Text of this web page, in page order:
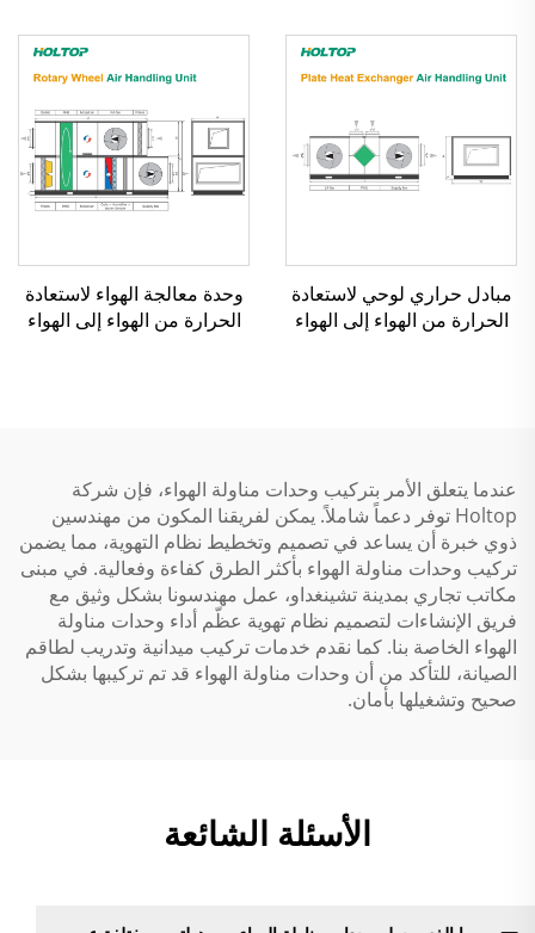
بالهواء
مبادل حراري لوحي لاستعادة
الحرارة من الهواء إلى الهواء
وحدة معالجة الهواء لاستعادة
الحرارة من الهواء إلى الهواء
عندما يتعلق الأمر بتركيب وحدات مناولة الهواء، فإن شركة
Holtop توفر دعماً شاملاً. يمكن لفريقنا المكون من مهندسين
ذوي خبرة أن يساعد في تصميم وتخطيط نظام التهوية، مما يضمن
تركيب وحدات مناولة الهواء بأكثر الطرق كفاءة وفعالية. في مبنى
مكاتب تجاري بمدينة تشينغداو، عمل مهندسونا بشكل وثيق مع
فريق الإنشاءات لتصميم نظام تهوية عظّم أداء وحدات مناولة
الهواء الخاصة بنا. كما نقدم خدمات تركيب ميدانية وتدريب لطاقم
الصيانة، للتأكد من أن وحدات مناولة الهواء قد تم تركيبها بشكل
صحيح وتشغيلها بأمان.
الأسئلة الشائعة